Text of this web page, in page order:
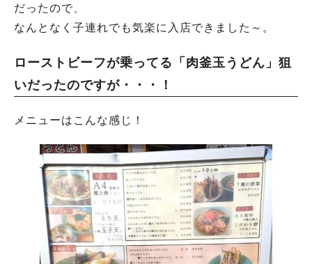
だったので、
なんとなく子連れでも気楽に入店できました～。
ローストビーフが乗ってる「肉釜玉うどん」狙
いだったのですが・・・！
メニューはこんな感じ！